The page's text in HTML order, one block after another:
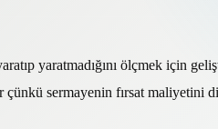
yaratmadığını ölçmek için
çünkü sermayenin fırsat maliyetini